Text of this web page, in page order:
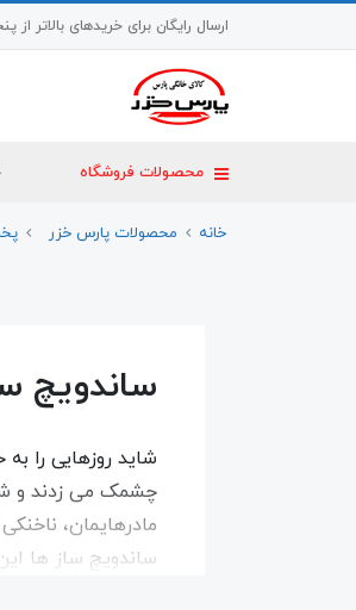
ارسال رایگان برای خریدهای بالاتر از
محصولات فروشگاه
خانه محصولات پارس خزر
ساندویچ
شاید روزهایی را
چشمک می زدند و
مادرهایمان،
ساندویچ ساز ها